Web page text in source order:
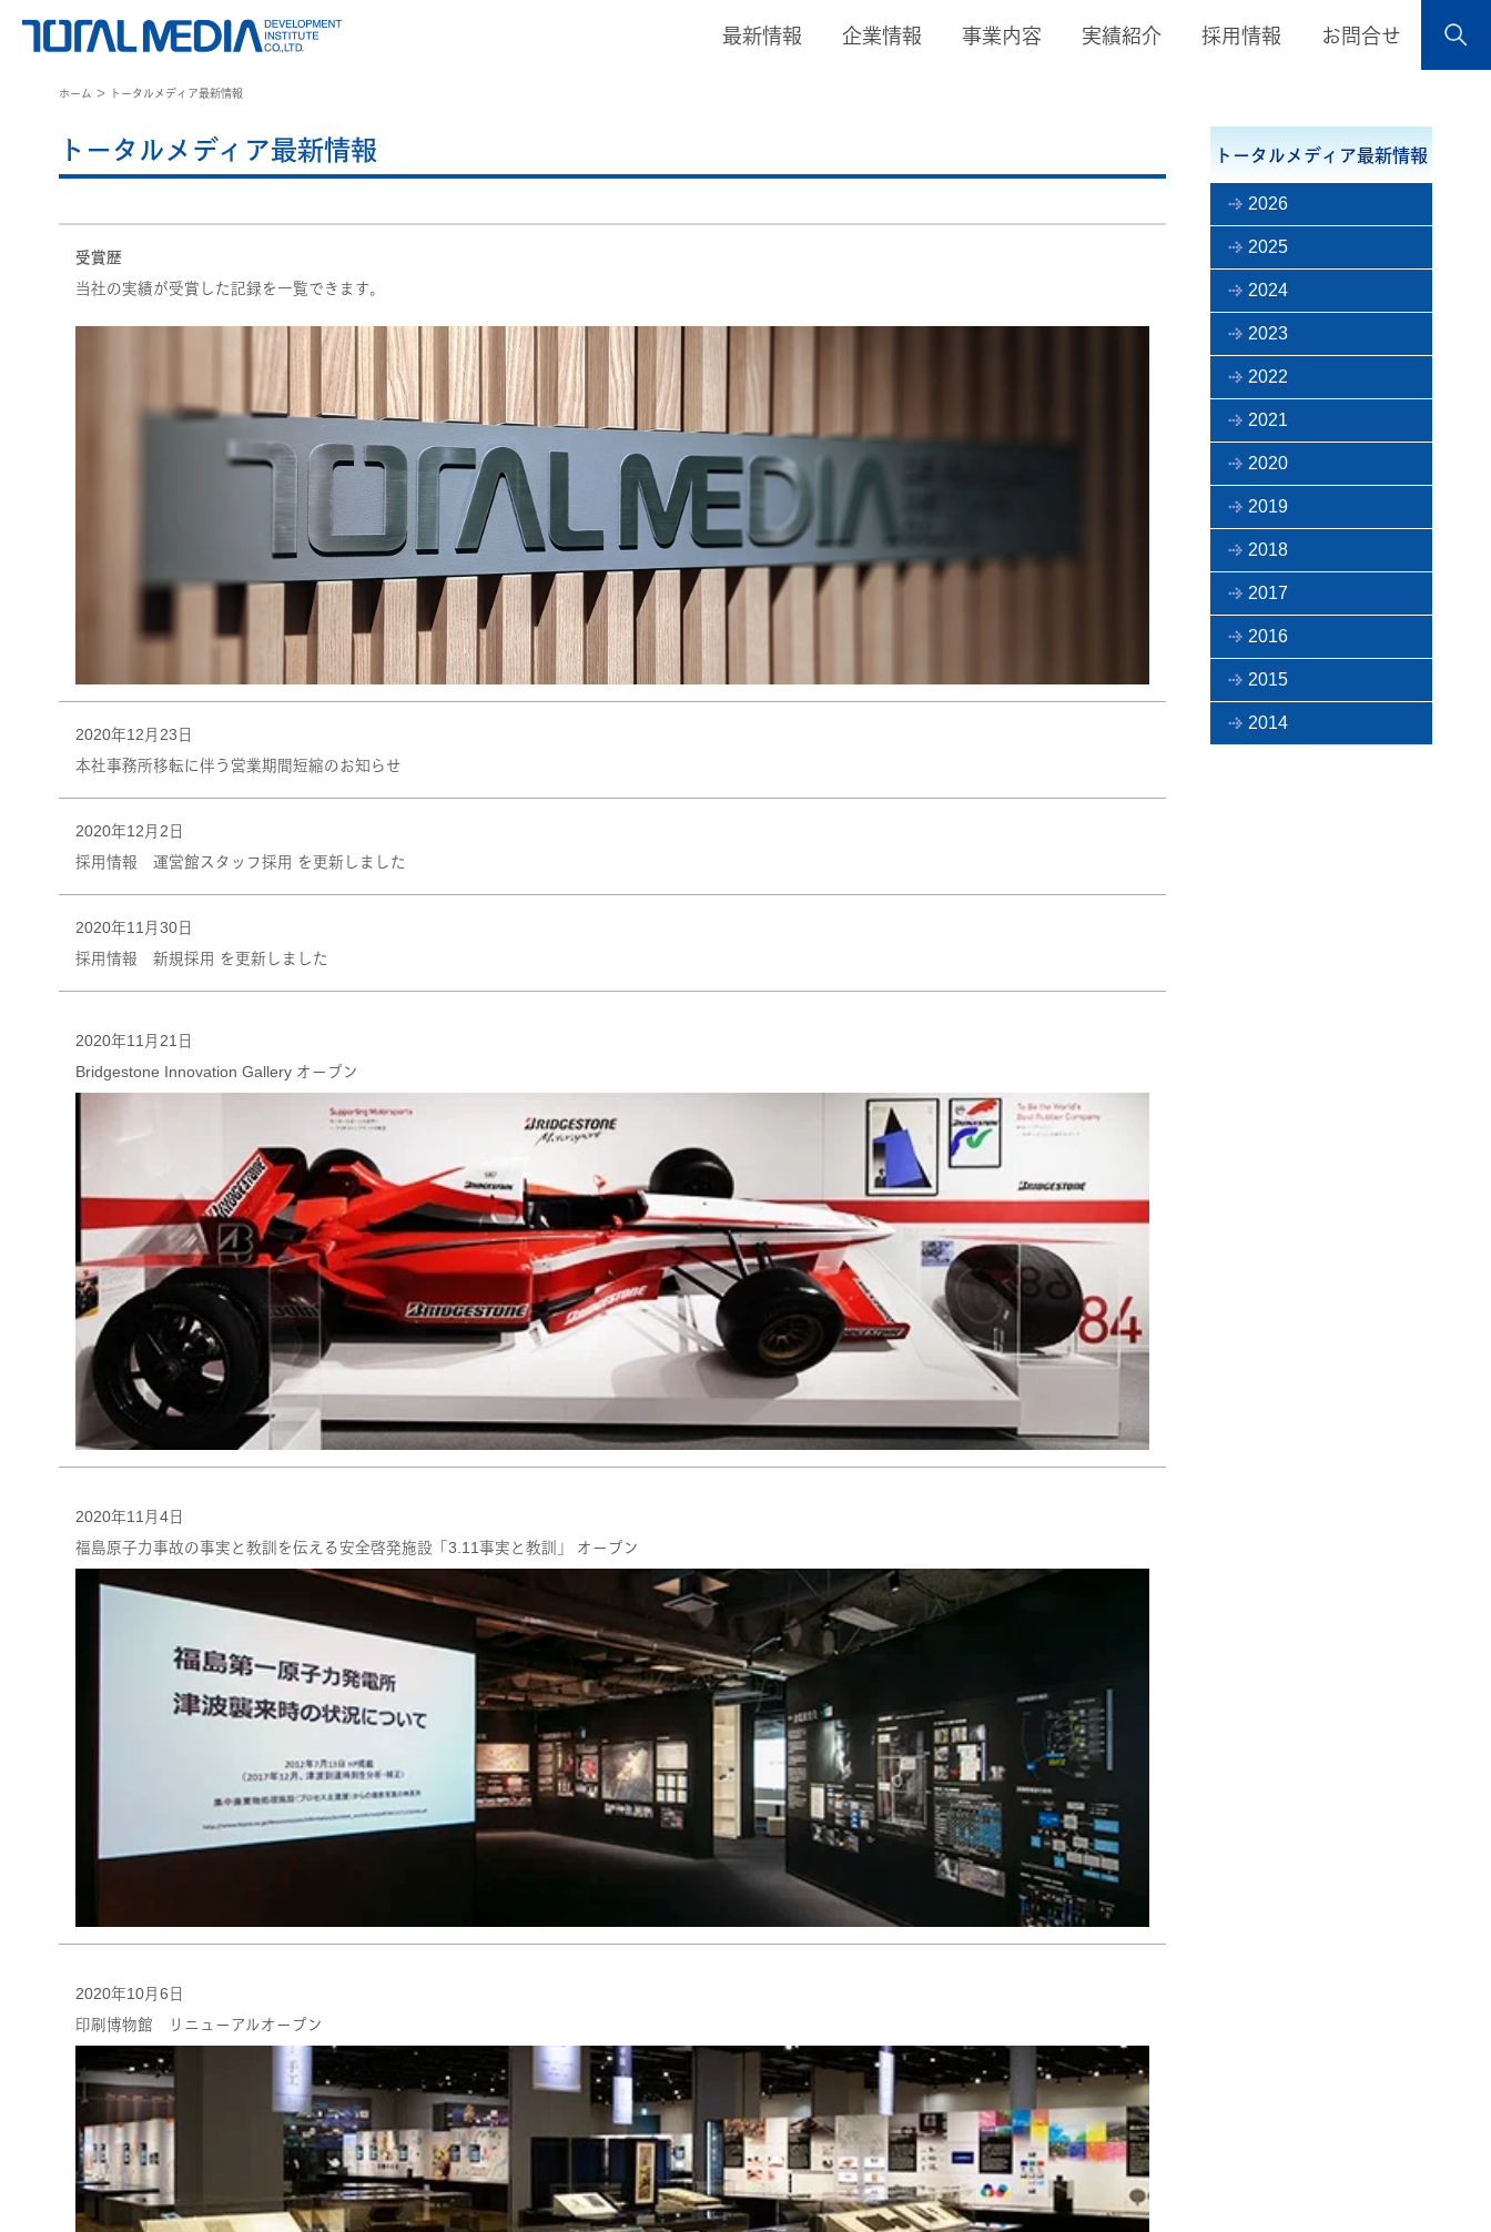
最新情報 企業情報 事業内容 実績紹介 採用情報 お問合せ
ホーム ＞ トータルメディア最新情報
トータルメディア最新情報
受賞歴
当社の実績が受賞した記録を一覧できます。
2020年12月23日
本社事務所移転に伴う営業期間短縮のお知らせ
2020年12月2日
採用情報 運営館スタッフ採用 を更新しました
2020年11月30日
採用情報 新規採用 を更新しました
2020年11月21日
Bridgestone Innovation Gallery オープン
2020年11月4日
福島原子力事故の事実と教訓を伝える安全啓発施設「3.11事実と教訓」 オープン
2020年10月6日
印刷博物館 リニューアルオープン
トータルメディア最新情報
2026
2025
2024
2023
2022
2021
2020
2019
2018
2017
2016
2015
2014